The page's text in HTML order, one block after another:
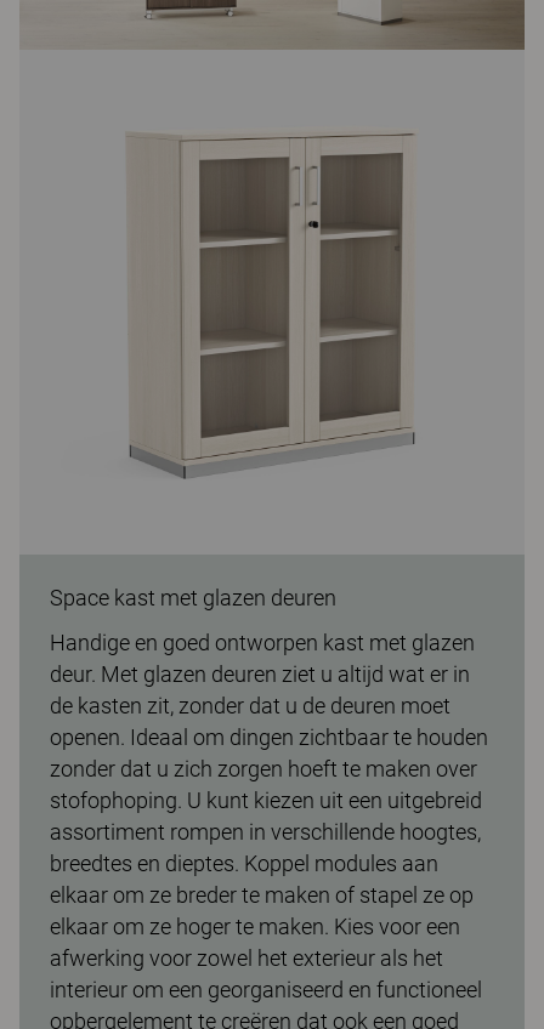
Space kast met glazen deuren
Handige en goed ontworpen kast met glazen
deur. Met glazen deuren ziet u altijd wat er in
de kasten zit, zonder dat u de deuren moet
openen. Ideaal om dingen zichtbaar te houden
zonder dat u zich zorgen hoeft te maken over
stofophoping. U kunt kiezen uit een uitgebreid
assortiment rompen in verschillende hoogtes,
breedtes en dieptes. Koppel modules aan
elkaar om ze breder te maken of stapel ze op
elkaar om ze hoger te maken. Kies voor een
afwerking voor zowel het exterieur als het
interieur om een georganiseerd en functioneel
opbergelement te creëren dat ook een goed